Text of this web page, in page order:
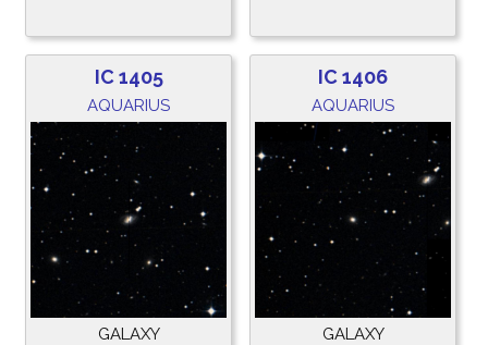
IC 1405
AQUARIUS
GALAXY
IC 1406
AQUARIUS
GALAXY